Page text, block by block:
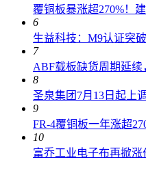
覆铜板暴涨超270%！
6
生益科技：M9认证突
7
ABF载板缺货周期延
8
圣泉集团7月13日起上
9
FR-4覆铜板一年涨超
10
富乔工业电子布再掀